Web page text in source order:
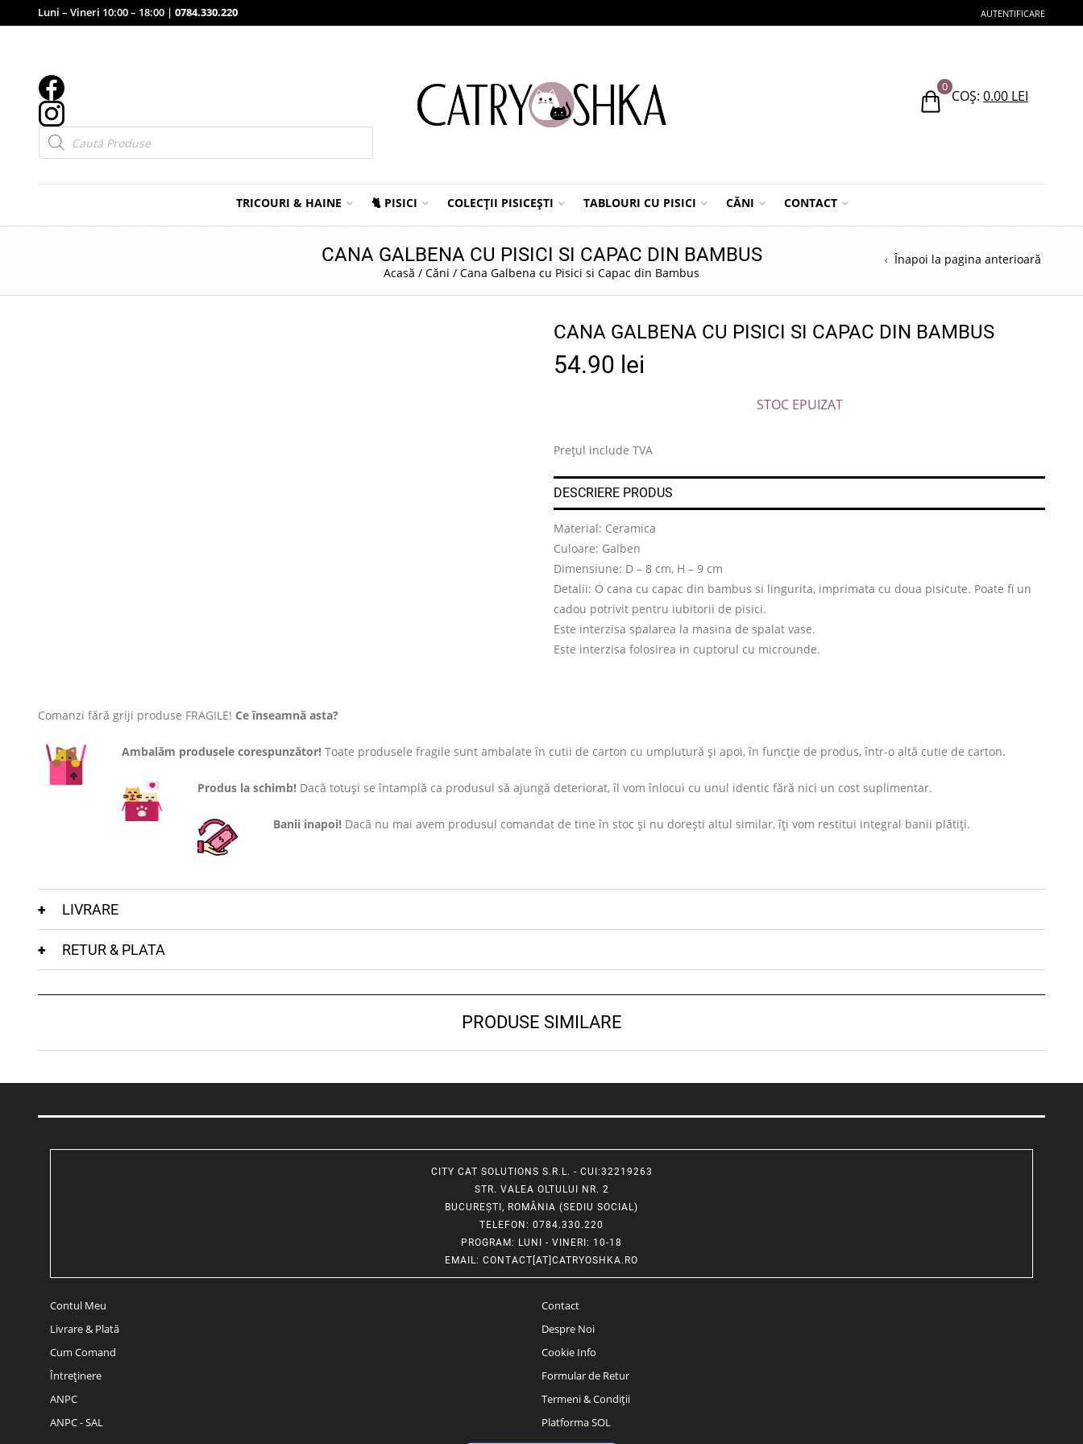
Luni – Vineri 10:00 – 18:00 | 0784.330.220 AUTENTIFICARE
Products
search
0
COȘ: 0.00 LEI
TRICOURI & HAINE 🐈 PISICI COLECȚII PISICEȘTI TABLOURI CU PISICI CĂNI CONTACT
CANA GALBENA CU PISICI SI CAPAC DIN BAMBUS
Acasă / Căni / Cana Galbena cu Pisici si Capac din Bambus
Înapoi la pagina anterioară
CANA GALBENA CU PISICI SI CAPAC DIN BAMBUS
54.90 lei
STOC EPUIZAT
Prețul include TVA
DESCRIERE PRODUS
Material: Ceramica
Culoare: Galben
Dimensiune: D – 8 cm, H – 9 cm
Detalii: O cana cu capac din bambus si lingurita, imprimata cu doua pisicute. Poate fi un
cadou potrivit pentru iubitorii de pisici.
Este interzisa spalarea la masina de spalat vase.
Este interzisa folosirea in cuptorul cu microunde.
Comanzi fără griji produse FRAGILE! Ce înseamnă asta?
Ambalăm produsele corespunzător! Toate produsele fragile sunt ambalate în cutii de carton cu umplutură și apoi, în funcție de produs, într-o altă cutie de carton.
Produs la schimb! Dacă totuși se întamplă ca produsul să ajungă deteriorat, îl vom înlocui cu unul identic fără nici un cost suplimentar.
Banii inapoi! Dacă nu mai avem produsul comandat de tine în stoc și nu dorești altul similar, îți vom restitui integral banii plătiți.
LIVRARE
RETUR & PLATA
PRODUSE SIMILARE
CITY CAT SOLUTIONS S.R.L. - CUI:32219263
STR. VALEA OLTULUI NR. 2
BUCUREȘTI, ROMÂNIA (SEDIU SOCIAL)
TELEFON : 0784.330.220
PROGRAM: LUNI - VINERI: 10-18
EMAIL: CONTACT[AT]CATRYOSHKA.RO
Contul Meu
Livrare & Plată
Cum Comand
Întreținere
ANPC
ANPC - SAL
Contact
Despre Noi
Cookie Info
Formular de Retur
Termeni & Condiții
Platforma SOL